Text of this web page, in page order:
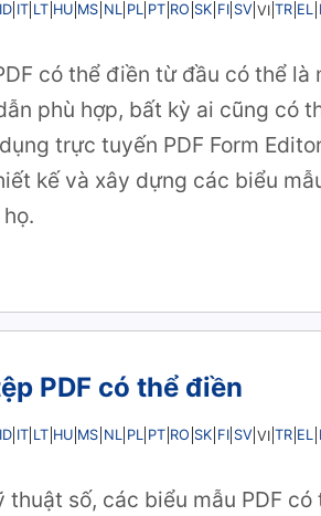
ID IT LT HU MS NL PL PT RO SK FI SV VI TR EL
có thể điền từ đầu có thể
phù hợp, bất kỳ ai cũng có
trực tuyến PDF Form
kế và xây dựng các biểu
PDF có thể điền
ID IT LT HU MS NL PL PT RO SK FI SV VI TR EL
thuật số, các biểu mẫu PDF